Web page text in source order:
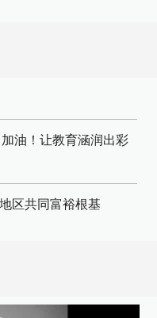
加油！让教育涵润出彩
区共同富裕根基